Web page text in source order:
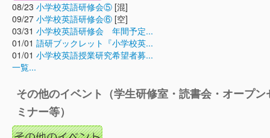
08/23 小学校英語研修会⑤ [混]
09/27 小学校英語研修会⑥ [空]
03/31 小学校英語研修会 年間予定...
01/01 語研ブックレット『小学校英...
01/01 小学校英語授業研究希望者募...
一覧...
その他のイベント（学生研修室・読書会・オープン
ミナー等）